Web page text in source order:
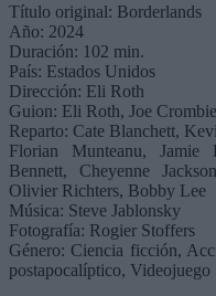
Título original: Borderlands
Año: 2024
Duración: 102 min.
País: Estados Unidos
Dirección: Eli Roth
Guion: Eli Roth, Joe
Reparto: Cate Blanchett,
Florian Munteanu,
Bennett, Cheyenne
Olivier Richters, Bobby Lee
Música: Steve Jablonsky
Fotografía: Rogier Stoffers
Género: Ciencia ficción,
postapocalíptico, Videojuego